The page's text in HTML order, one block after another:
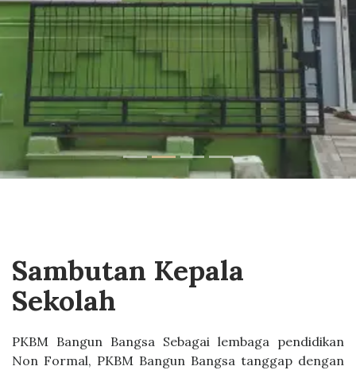
Sambutan Kepala
Sekolah
PKBM Bangun Bangsa Sebagai lembaga pendidikan
Non Formal, PKBM Bangun Bangsa tanggap dengan